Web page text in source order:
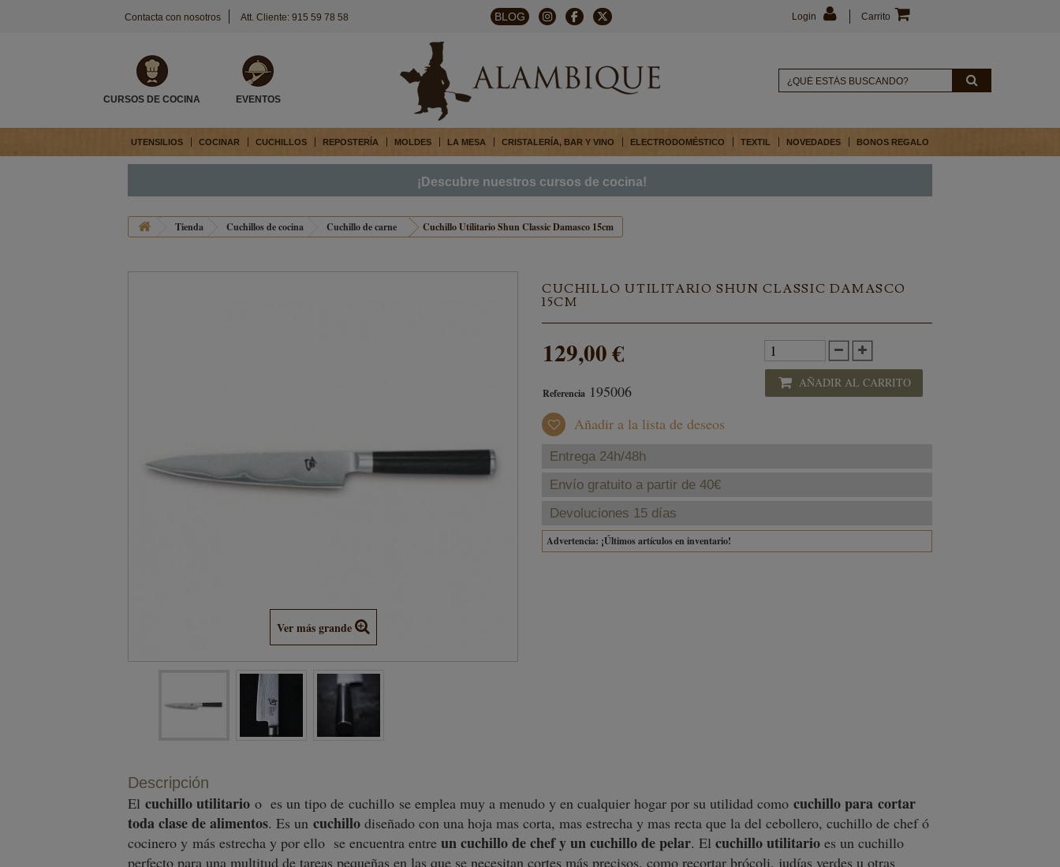
Contacta con nosotros Att. Cliente: 915 59 78 58 BLOG Carrito
Login
CURSOS DE COCINA EVENTOS
UTENSILIOS COCINAR CUCHILLOS REPOSTERÍA MOLDES LA MESA CRISTALERÍA, BAR Y VINO ELECTRODOMÉSTICO TEXTIL NOVEDADES BONOS REGALO
¡Descubre nuestros cursos de cocina!
Tienda Cuchillos de cocina Cuchillo de carne Cuchillo Utilitario Shun Classic Damasco 15cm
Ver más grande
CUCHILLO UTILITARIO SHUN CLASSIC DAMASCO
15CM
129,00 €
Referencia 195006 AÑADIR AL CARRITO
Añadir a la lista de deseos
Entrega 24h/48h
Envío gratuito a partir de 40€
Devoluciones 15 días
Advertencia: ¡Últimos artículos en inventario!
Descripción
El cuchillo utilitario o es un tipo de cuchillo se emplea muy a menudo y en cualquier hogar por su utilidad como cuchillo para cortar
toda clase de alimentos. Es un cuchillo diseñado con una hoja mas corta, mas estrecha y mas recta que la del cebollero, cuchillo de chef ó
cocinero y más estrecha y por ello se encuentra entre un cuchillo de chef y un cuchillo de pelar. El cuchillo utilitario es un cuchillo
perfecto para una multitud de tareas pequeñas en las que se necesitan cortes más precisos, como recortar brócoli, judías verdes u otras